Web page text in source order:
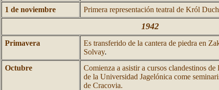
1 de noviembre
Primera representación teatral de Król
1942
Primavera
Es transferido de la cantera de piedra en
Solvay.
Octubre
Comienza a asistir a cursos clandestinos
de la Universidad Jagelónica come
de Cracovia.